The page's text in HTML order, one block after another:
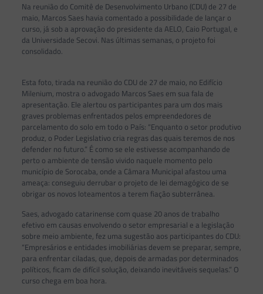
Na reunião do Comitê de Desenvolvimento Urbano (CDU) de 27 de
maio, Marcos Saes havia comentado a possibilidade de lançar o
curso, já sob a aprovação do presidente da AELO, Caio Portugal, e
da Universidade Secovi. Nas últimas semanas, o projeto foi
consolidado.
Esta foto, tirada na reunião do CDU de 27 de maio, no Edifício
Milenium, mostra o advogado Marcos Saes em sua fala de
apresentação. Ele alertou os participantes para um dos mais
graves problemas enfrentados pelos empreendedores de
parcelamento do solo em todo o País: “Enquanto o setor produtivo
produz, o Poder Legislativo cria regras das quais teremos de nos
defender no futuro.” É como se ele estivesse acompanhando de
perto o ambiente de tensão vivido naquele momento pelo
município de Sorocaba, onde a Câmara Municipal afastou uma
ameaça: conseguiu derrubar o projeto de lei demagógico de se
obrigar os novos loteamentos a terem fiação subterrânea.
Saes, advogado catarinense com quase 20 anos de trabalho
efetivo em causas envolvendo o setor empresarial e a legislação
sobre meio ambiente, fez uma sugestão aos participantes do CDU:
“Empresários e entidades imobiliárias devem se preparar, sempre,
para enfrentar ciladas, que, depois de armadas por determinados
políticos, ficam de difícil solução, deixando inevitáveis sequelas.” O
curso chega em boa hora.